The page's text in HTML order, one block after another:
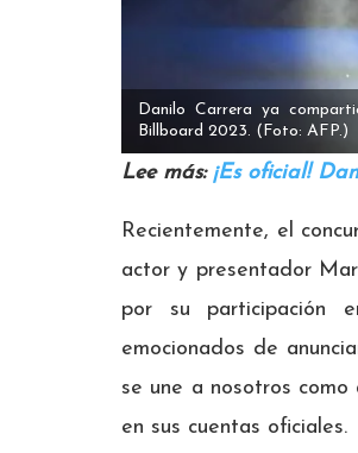
Danilo Carrera ya
Billboard 2023. (Foto: AFP.)
Lee más: ¡Es oficial!
Recientemente, el
actor y presentador
por su participación
emocionados de
se une a nosotros
en sus cuentas oficiales.